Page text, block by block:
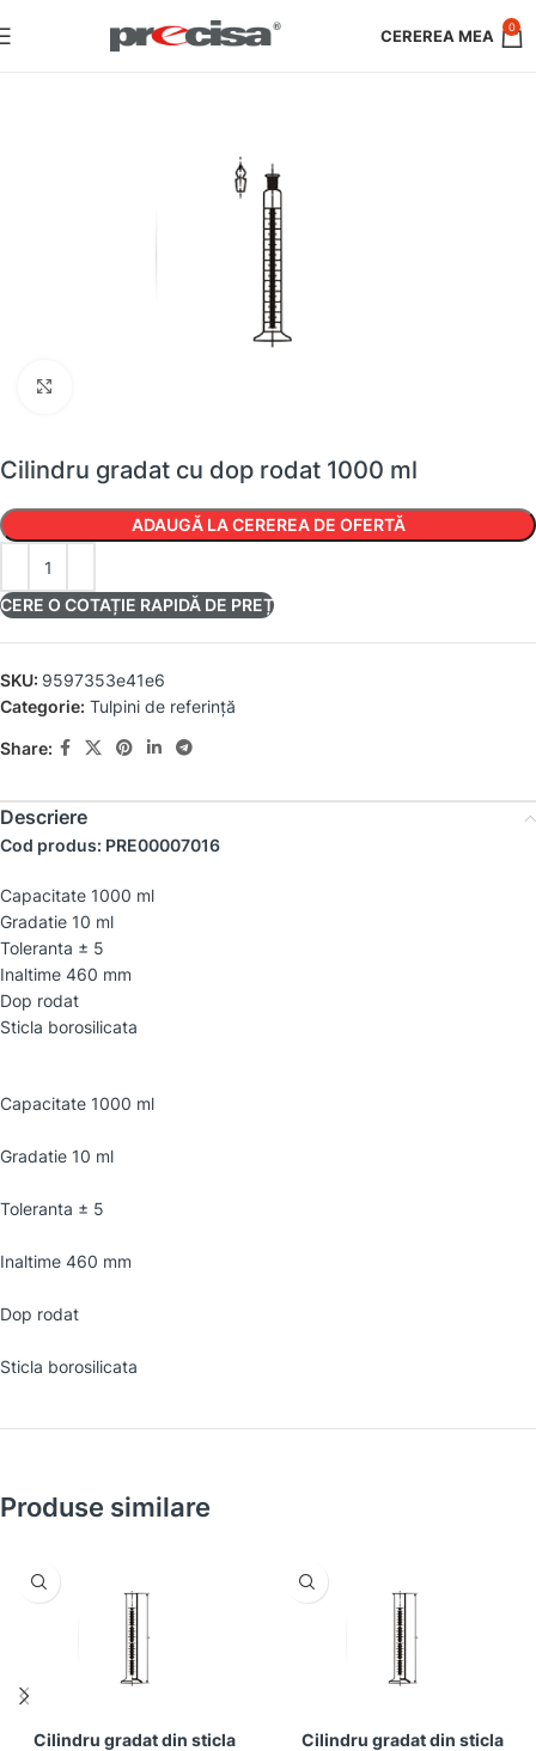
0
Cilindru gradat cu dop rodat 1000 ml
ADAUGĂ LA CEREREA DE OFERTĂ
CERE O COTAȚIE RAPIDĂ DE PREȚ
SKU: 9597353e41e6
Categorie: Tulpini de referință
Share:
Descriere
Cod produs: PRE00007016
Capacitate 1000 ml
Gradatie 10 ml
Toleranta ± 5
Inaltime 460 mm
Dop rodat
Sticla borosilicata
Capacitate 1000 ml
Gradatie 10 ml
Toleranta ± 5
Inaltime 460 mm
Dop rodat
Sticla borosilicata
Produse similare
Cilindru gradat din sticla
Cilindru gradat din sticla